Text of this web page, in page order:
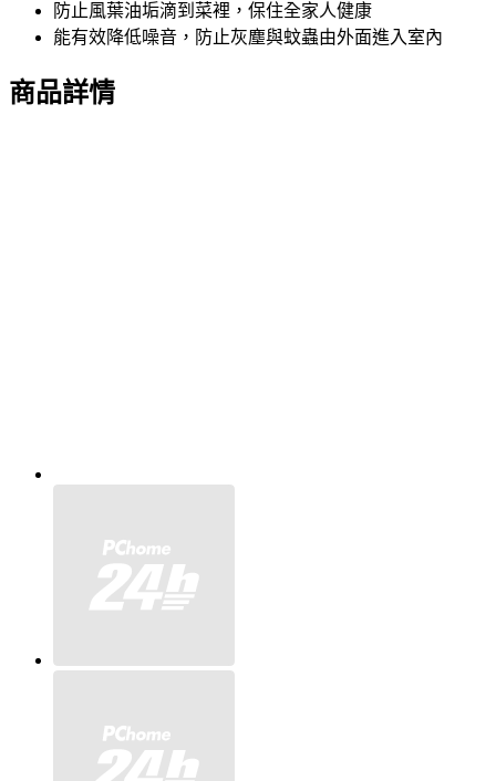
防止風葉油垢滴到菜裡，保住全家人健康
能有效降低噪音，防止灰塵與蚊蟲由外面進入室內
商品詳情